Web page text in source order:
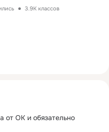
3.9K классов
от ОК и обязательно